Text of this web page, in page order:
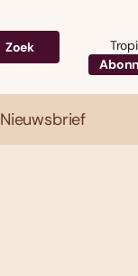
Zoek
Nieuwsbrief